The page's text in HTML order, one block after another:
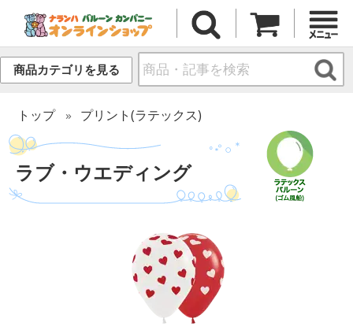
商品カテゴリを見る
トップ プリント(ラテックス)
ラブ・ウエディング